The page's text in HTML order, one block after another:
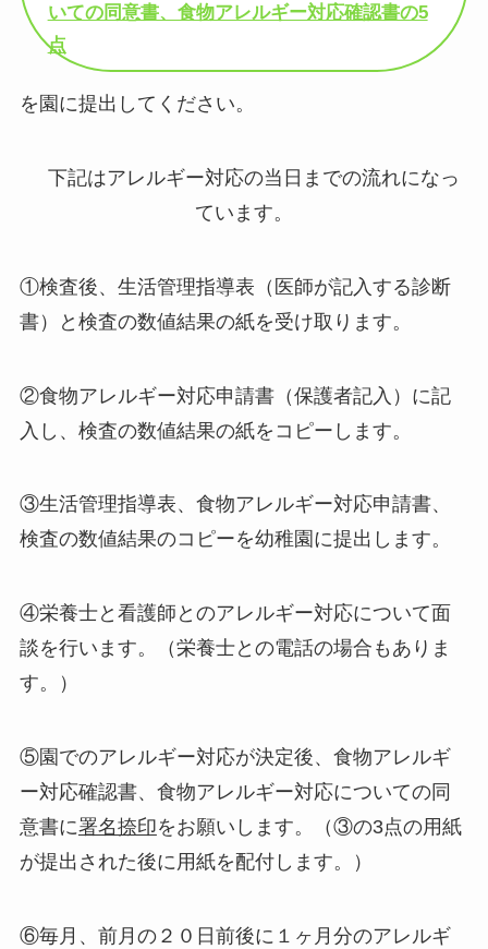
いての同意書、食物アレルギー対応確認書の5
点
を園に提出してください。
下記はアレルギー対応の当日までの流れになっ
ています。
①検査後、生活管理指導表（医師が記入する診断
書）と検査の数値結果の紙を受け取ります。
②食物アレルギー対応申請書（保護者記入）に記
入し、検査の数値結果の紙をコピーします。
③生活管理指導表、食物アレルギー対応申請書、
検査の数値結果のコピーを幼稚園に提出します。
④栄養士と看護師とのアレルギー対応について面
談を行います。（栄養士との電話の場合もありま
す。）
⑤園でのアレルギー対応が決定後、食物アレルギ
ー対応確認書、食物アレルギー対応についての同
意書に署名捺印をお願いします。（③の3点の用紙
が提出された後に用紙を配付します。）
⑥毎月、前月の２０日前後に１ヶ月分のアレルギ